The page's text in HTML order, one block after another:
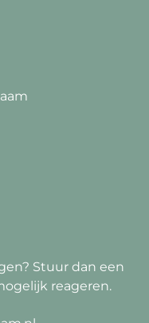
Stuur dan een
reageren.